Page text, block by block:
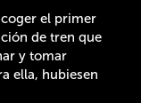
el primer
de tren que
y tomar
ella, hubiesen